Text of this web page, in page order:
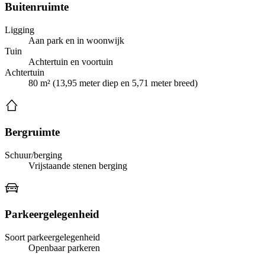
Buitenruimte
Ligging
Aan park en in woonwijk
Tuin
Achtertuin en voortuin
Achtertuin
80 m² (13,95 meter diep en 5,71 meter breed)
Bergruimte
Schuur/berging
Vrijstaande stenen berging
Parkeergelegenheid
Soort parkeergelegenheid
Openbaar parkeren